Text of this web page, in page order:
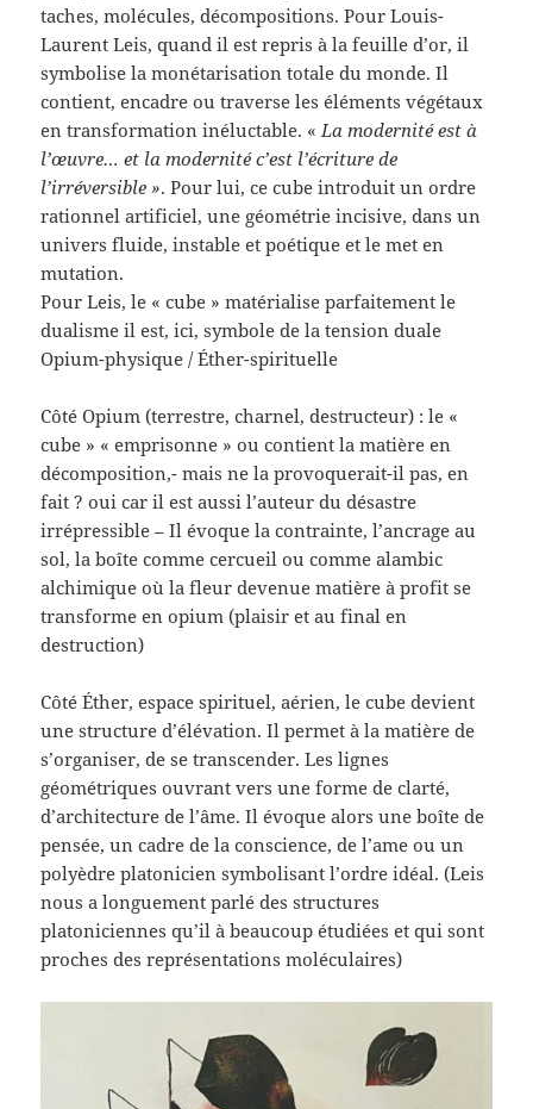
taches, molécules, décompositions. Pour Louis-
Laurent Leis, quand il est repris à la feuille d’or, il
symbolise la monétarisation totale du monde. Il
contient, encadre ou traverse les éléments végétaux
en transformation inéluctable. « La modernité est à
l’œuvre… et la modernité c’est l’écriture de
l’irréversible ». Pour lui, ce cube introduit un ordre
rationnel artificiel, une géométrie incisive, dans un
univers fluide, instable et poétique et le met en
mutation.
Pour Leis, le « cube » matérialise parfaitement le
dualisme il est, ici, symbole de la tension duale
Opium-physique / Éther-spirituelle
Côté Opium (terrestre, charnel, destructeur) : le «
cube » « emprisonne » ou contient la matière en
décomposition,- mais ne la provoquerait-il pas, en
fait ? oui car il est aussi l’auteur du désastre
irrépressible – Il évoque la contrainte, l’ancrage au
sol, la boîte comme cercueil ou comme alambic
alchimique où la fleur devenue matière à profit se
transforme en opium (plaisir et au final en
destruction)
Côté Éther, espace spirituel, aérien, le cube devient
une structure d’élévation. Il permet à la matière de
s’organiser, de se transcender. Les lignes
géométriques ouvrant vers une forme de clarté,
d’architecture de l’âme. Il évoque alors une boîte de
pensée, un cadre de la conscience, de l’ame ou un
polyèdre platonicien symbolisant l’ordre idéal. (Leis
nous a longuement parlé des structures
platoniciennes qu’il à beaucoup étudiées et qui sont
proches des représentations moléculaires)